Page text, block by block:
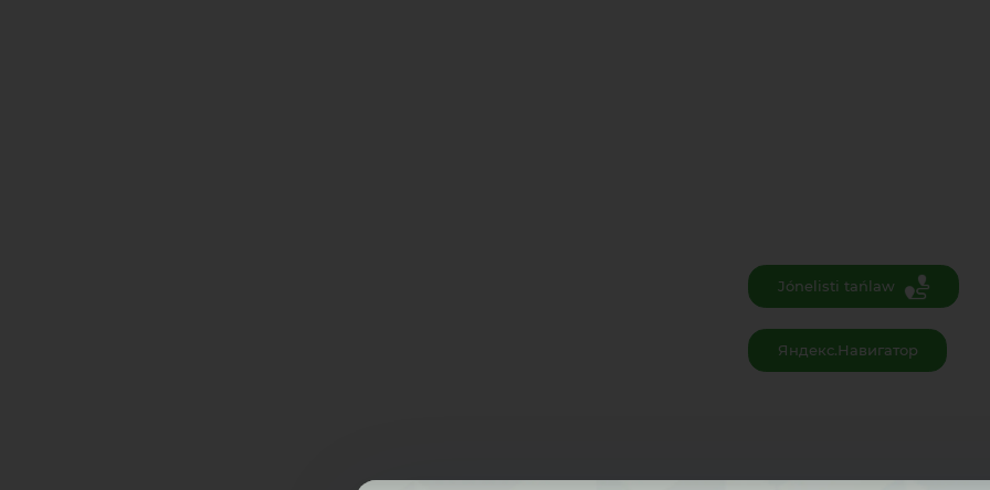
Jónelisti tańlaw
Яндекс.Навигатор